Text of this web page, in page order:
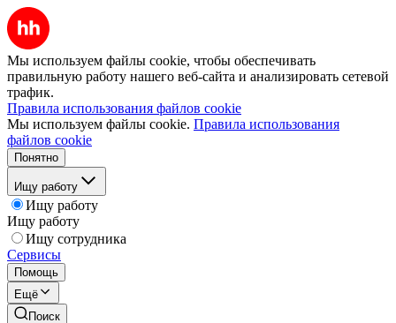
Мы используем файлы cookie, чтобы обеспечивать
правильную работу нашего веб-сайта и анализировать сетевой
трафик.
Правила использования файлов cookie
Мы используем файлы cookie. Правила использования
файлов cookie
Понятно
Ищу работу
Ищу работу
Ищу работу
Ищу сотрудника
Сервисы
Помощь
Ещё
Поиск